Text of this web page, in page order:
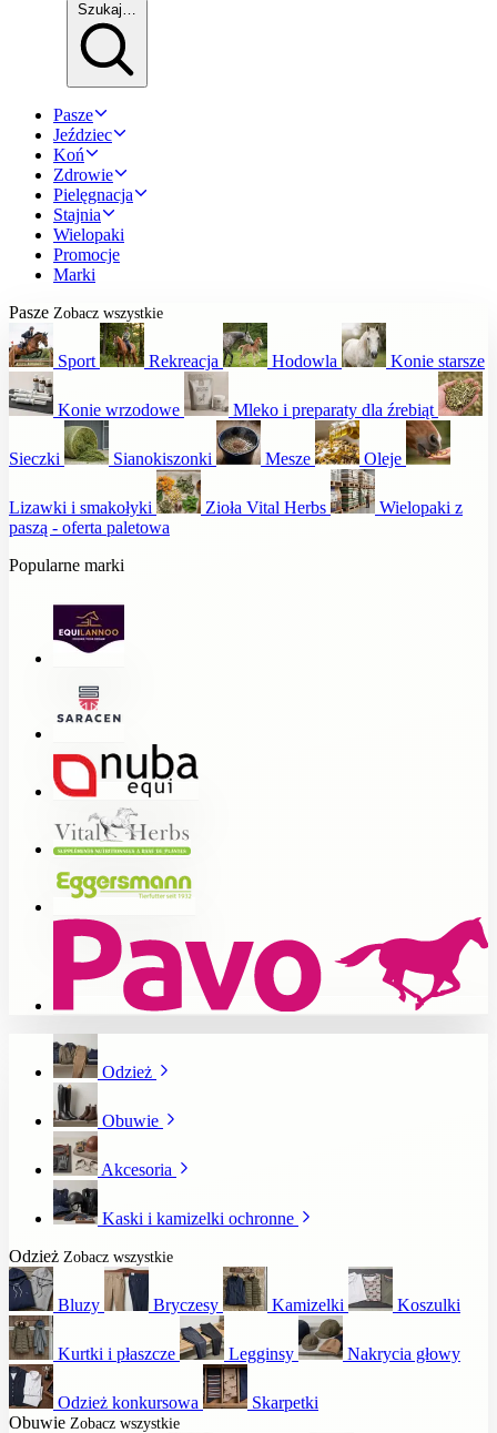
Szukaj…
Pasze
Jeździec
Koń
Zdrowie
Pielęgnacja
Stajnia
Wielopaki
Promocje
Marki
Pasze Zobacz wszystkie
Sport Rekreacja Hodowla Konie starsze
Konie wrzodowe Mleko i preparaty dla źrebiąt
Sieczki Sianokiszonki Mesze Oleje
Lizawki i smakołyki Zioła Vital Herbs
Wielopaki z
paszą - oferta paletowa
Popularne marki
Odzież
Obuwie
Akcesoria
Kaski i kamizelki ochronne
Odzież Zobacz wszystkie
Bluzy Bryczesy Kamizelki Koszulki
Kurtki i płaszcze Legginsy Nakrycia głowy
Odzież konkursowa
Skarpetki
Obuwie Zobacz wszystkie